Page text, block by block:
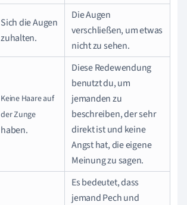
Sich die Augen
zuhalten.
Die Augen
verschließen, um etwas
nicht zu sehen.
Keine Haareauf
derZunge
haben.
Diese Redewendung
benutzt du, um
jemanden zu
beschreiben, der sehr
direkt ist und keine
Angst hat, die eigene
Meinung zu sagen.
Es bedeutet, dass
jemand Pech und